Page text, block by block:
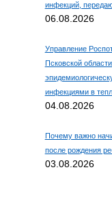
инфекций,
06.08.2026
Управление
Псковской
инфекциями в
04.08.2026
Почему важно
после рождения
03.08.2026